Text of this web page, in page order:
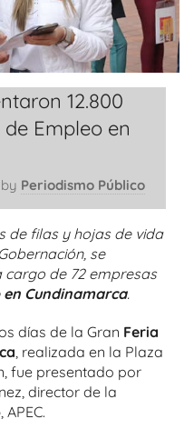
12.800
Empleo en
by Periodismo Público
de filas y hojas de vida
se
cargo de 72 empresas
en Cundinamarca.
días de la Gran Feria
, realizada en la Plaza
fue presentado por
director de la
, APEC.